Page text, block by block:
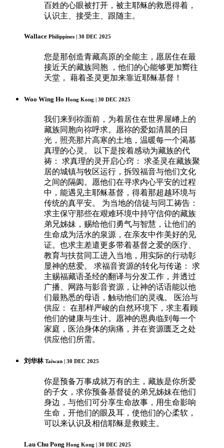
百姓的心眼被打开，被主耶稣的救恩得着，
认识主、接受主、跟随主。
Wallace Philippines | 30 DEC 2025
您是那创造青藏高原的全能主，愿居住在最
接近天的藏族同胞 ，他们的心能够更加嚮往
天堂， 藉着圣灵更加来靠近耶稣基督！
Woo Wing Ho Hong Kong | 30 DEC 2025
我们来到祢面前，为着居住在世界屋嵴上的
藏族同胞向祢呼求。愿祢的爱如清晨的日
光，照亮那片高寒的土地，温暖每一个渴慕
真理的心灵。 以下是按着感动为藏族的代
祷： 求真理的灵开启心窍： 求圣灵在藏族聚
居的城镇与牧区运行，拆毁福音与他们文化
之间的隔阂。愿他们在寻求内心平安的过程
中，能遇见主耶稣基督，得着那超越环境与
传统的真平安。 为当地的信徒与同工祷告：
求主保守那些在艰难环境中持守信仰的藏族
弟兄姊妹，赐给他们勇气与智慧，让他们的
生命成为活水的泉源，在亲友中作美好的见
证。也求主差遣更多带着基督之爱的医疗、
教育与扶贫同工进入当地，用实际的行动彰
显神的慈爱。 求福音资源的转化与传递： 求
主赐福藏语圣经的翻译与分发工作，并透过
广播、网路与影音资源，让神的话语能以他
们最熟悉的母语，触动他们的灵魂。 医治与
供应： 在那样严峻的自然环境下，求主看顾
他们的健康与生计。愿神的恩典临到每一个
家庭，医治身体的病痛，并在资源匮乏之处
供应他们所需。
刘华林 Taiwan | 30 DEC 2025
你是预备万事成就万有的主，藏族是你所爱
的子女，求你预备基督徒的弟兄姊妹在他们
身边，与他们可分享生命故事，用生命影响
生命，开他们的眼及耳，使他们的心柔软，
可以来认识及相信耶稣是救赎主。
Lau Chu Pong Hong Kong | 30 DEC 2025